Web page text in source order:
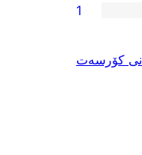
1
ئىنكاس
نى كۆرسەت